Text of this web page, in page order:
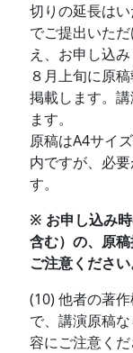
切りの延長は
でご提出いた
え、お申し込み
８月上旬に原
掲載します。
ます。
原稿はA4サイ
内ですが、必
す。
※ お申し込み
含む）の、原
ご注意ください
(10) 他者の著
で、講演原稿
容にご注意くだ